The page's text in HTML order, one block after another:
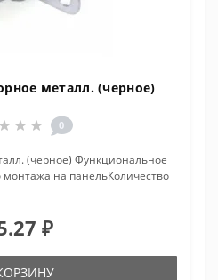
металл. (черное)
0
(черное) Функциональное
на панельКоличество
₽